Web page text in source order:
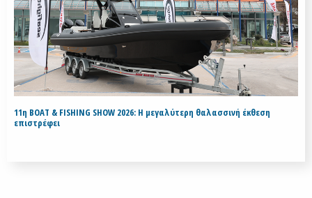
11η BOAT & FISHING SHOW 2026: Η μεγαλύτερη θαλασσινή έκθεση
επιστρέφει